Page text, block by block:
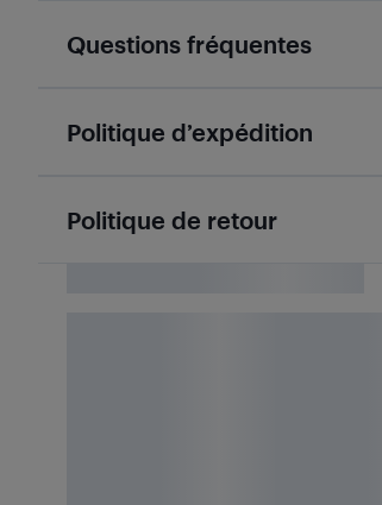
Questions fréquentes
Politique d’expédition
Politique de retour